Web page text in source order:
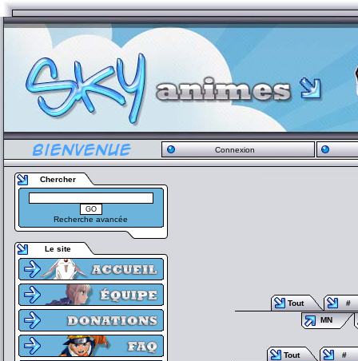
Connexion
Chercher
Recherche avancée
Le site
Tout
#
MN
Tout
#